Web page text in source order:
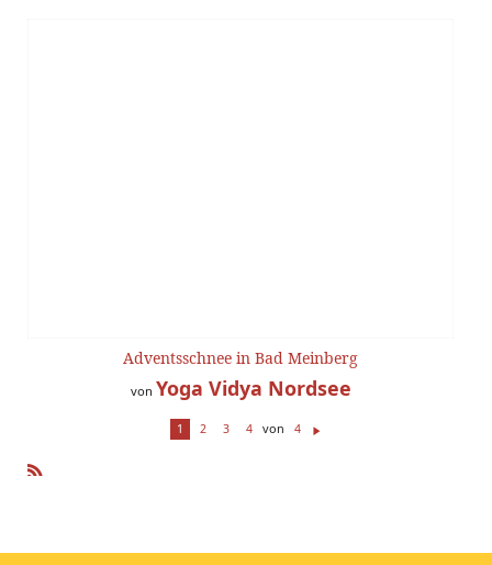
Adventsschnee in Bad Meinberg
von Yoga Vidya Nordsee
1 2 3 4 von 4